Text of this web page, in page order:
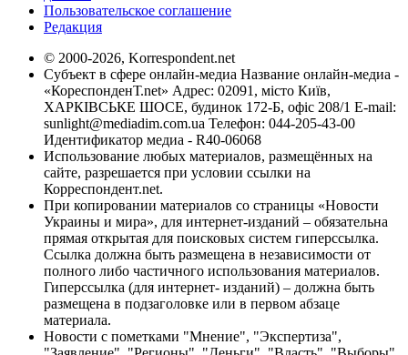
Пользовательское соглашение
Редакция
© 2000-2026, Korrespondent.net
Субъект в сфере онлайн-медиа Название онлайн-медиа -
«КореспонденТ.net» Адрес: 02091, місто Київ,
ХАРКІВСЬКЕ ШОСЕ, будинок 172-Б, офіс 208/1 E-mail:
sunlight@mediadim.com.ua Телефон: 044-205-43-00
Идентификатор медиа - R40-06068
Использование любых материалов, размещённых на
сайте, разрешается при условии ссылки на
Корреспондент.net.
При копировании материалов со страницы «Новости
Украины и мира», для интернет-изданий – обязательна
прямая открытая для поисковых систем гиперссылка.
Ссылка должна быть размещена в независимости от
полного либо частичного использования материалов.
Гиперссылка (для интернет- изданий) – должна быть
размещена в подзаголовке или в первом абзаце
материала.
Новости с пометками "Мнение", "Экспертиза",